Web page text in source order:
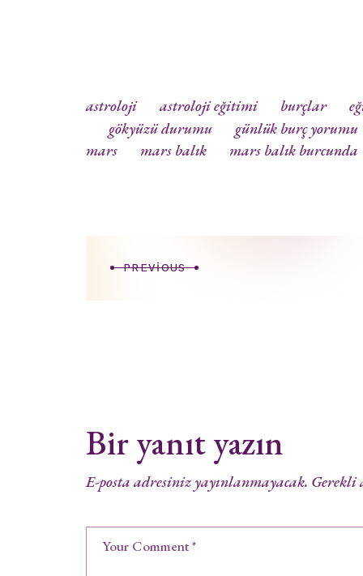
astroloji astroloji eğitimi burçlar
gökyüzü durumu
günlük burç yorumu
mars
mars balık mars balık burcunda
PREVIOUS
Bir yanıt yazın
E-posta adresiniz yayınlanmayacak.